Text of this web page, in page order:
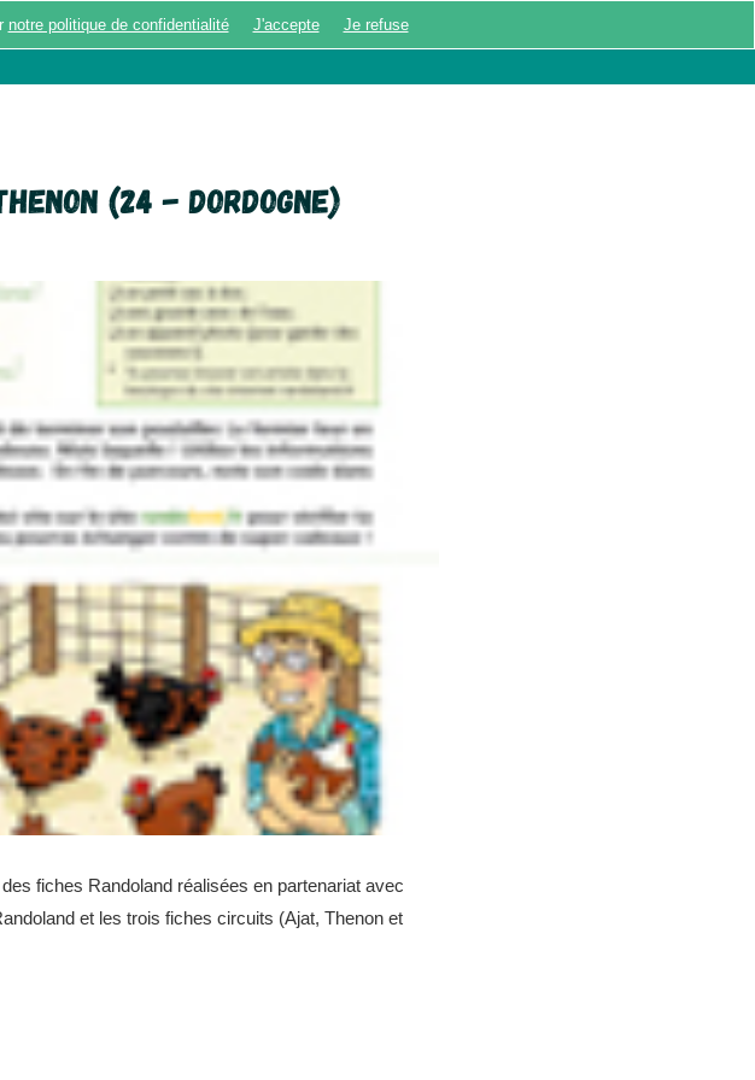
notre politique de confidentialité J'accepte Je refuse
(24 - Dordogne)
fiches Randoland réalisées en partenariat avec
et les trois fiches circuits (Ajat, Thenon et